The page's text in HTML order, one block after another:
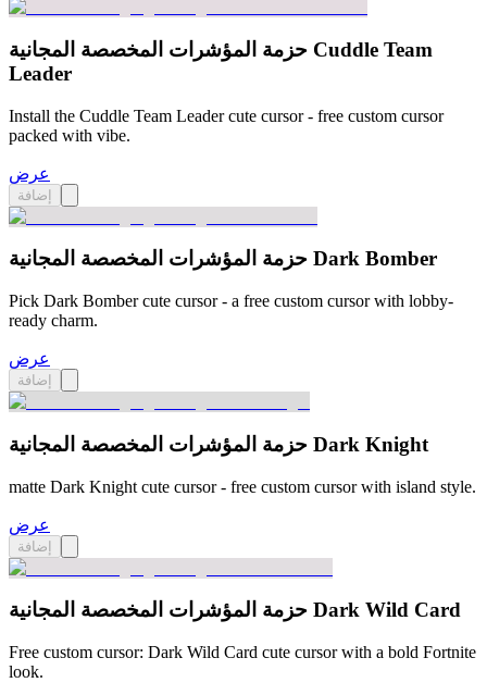
حزمة المؤشرات المخصصة المجانية Cuddle Team
Leader
Install the Cuddle Team Leader cute cursor - free custom cursor
packed with vibe.
عرض
إضافة
حزمة المؤشرات المخصصة المجانية Dark Bomber
Pick Dark Bomber cute cursor - a free custom cursor with lobby-
ready charm.
عرض
إضافة
حزمة المؤشرات المخصصة المجانية Dark Knight
matte Dark Knight cute cursor - free custom cursor with island style.
عرض
إضافة
حزمة المؤشرات المخصصة المجانية Dark Wild Card
Free custom cursor: Dark Wild Card cute cursor with a bold Fortnite
look.